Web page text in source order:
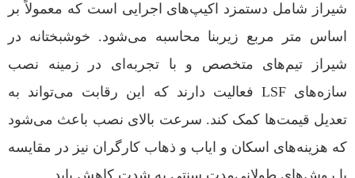
شیراز شامل دستمزد اکیپ‌های اجرایی است که معمولاً بر
اساس متر مربع زیربنا محاسبه می‌شود. خوشبختانه در
شیراز تیم‌های متخصص و با تجربه‌ای در زمینه نصب
سازه‌های LSF فعالیت دارند که این رقابت می‌تواند به
تعدیل قیمت‌ها کمک کند. سرعت بالای نصب باعث می‌شود
که هزینه‌های اسکان و ایاب و ذهاب کارگران نیز در مقایسه
با روش‌های طولانی‌مدت سنتی به شدت کاهش یابد.